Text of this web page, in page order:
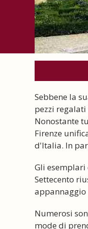
Sebbene la
pezzi
Nonostante
Firenze
d'Italia. In
Gli
Settecento
appannaggio
Numerosi
mode di